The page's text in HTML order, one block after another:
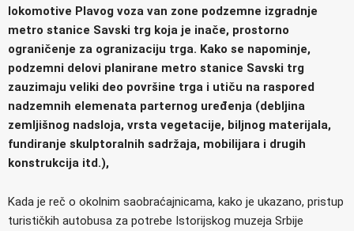
lokomotive Plavog voza van zone podzemne izgradnje
metro stanice Savski trg koja je inače, prostorno
ograničenje za ogranizaciju trga. Kako se napominje,
podzemni delovi planirane metro stanice Savski trg
zauzimaju veliki deo površine trga i utiču na raspored
nadzemnih elemenata parternog uređenja (debljina
zemljišnog nadsloja, vrsta vegetacije, biljnog materijala,
fundiranje skulptoralnih sadržaja, mobilijara i drugih
konstrukcija itd.),
Kada je reč o okolnim saobraćajnicama, kako je ukazano, pristup
turističkih autobusa za potrebe Istorijskog muzeja Srbije